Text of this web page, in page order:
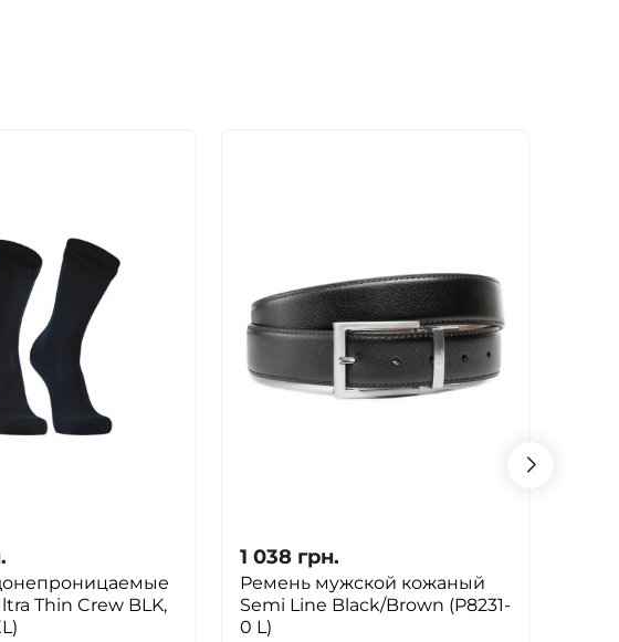
Thin Crew BLK,
1 038 грн.
Ремень мужской кожаный
Semi Line Black/Brown (P8231-
0 L)